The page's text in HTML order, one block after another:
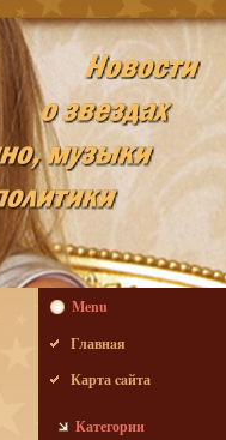
Menu
Главнaя
Карта caйта
Категории